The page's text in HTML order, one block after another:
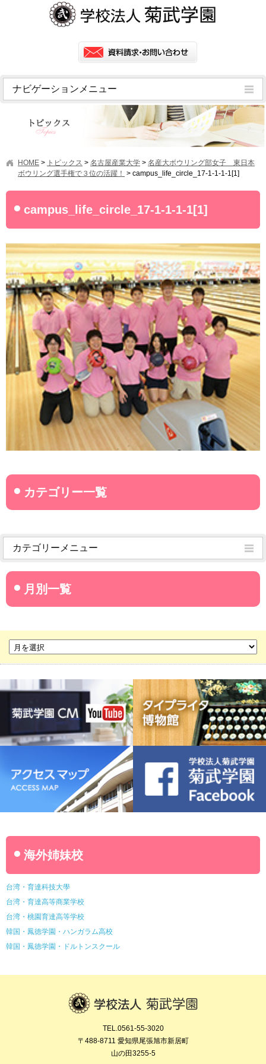
ナビゲーションメニュー
アクセス
情報公開
学園ニュース
オープンキャンパス・行事
HOME > トピックス > 名古屋産業大学 > 名産大ボウリング部女子 東日本
ボウリング選手権で３位の活躍！ > campus_life_circle_17-1-1-1-1[1]
campus_life_circle_17-1-1-1-1[1]
カテゴリーメニュー
菊武学園からのお知らせ
名古屋産業大学
菊華高等学校
菊武ビジネス専門学校
名古屋ウェディング＆フラワー・ビューティ学院
菊武幼稚園
稲葉保育園
海外姉妹校
台湾・育達科技大學
台湾・育達高等商業学校
台湾・桃園育達高等学校
韓国・鳳徳学園・ハンガラム高校
韓国・鳳徳学園・ドルトンスクール
TEL.0561-55-3020
〒488-8711 愛知県尾張旭市新居町
山の田3255-5